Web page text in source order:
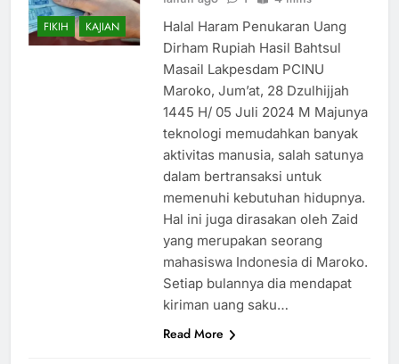
FIKIH KAJIAN
Halal Haram Penukaran Uang
Dirham Rupiah Hasil Bahtsul
Masail Lakpesdam PCINU
Maroko, Jum’at, 28 Dzulhijjah
1445 H/ 05 Juli 2024 M Majunya
teknologi memudahkan banyak
aktivitas manusia, salah satunya
dalam bertransaksi untuk
memenuhi kebutuhan hidupnya.
Hal ini juga dirasakan oleh Zaid
yang merupakan seorang
mahasiswa Indonesia di Maroko.
Setiap bulannya dia mendapat
kiriman uang saku…
Read More